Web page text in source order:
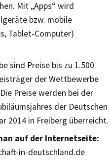
Mit „Apps“ wird
bzw. mobile
Tablet-Computer)
sind Preise bis zu 1.500
der Wettbewerbe
Preise werden bei der
der Deutschen
2014 in Freiberg überreicht.
auf der Internetseite:
in-deutschland.de